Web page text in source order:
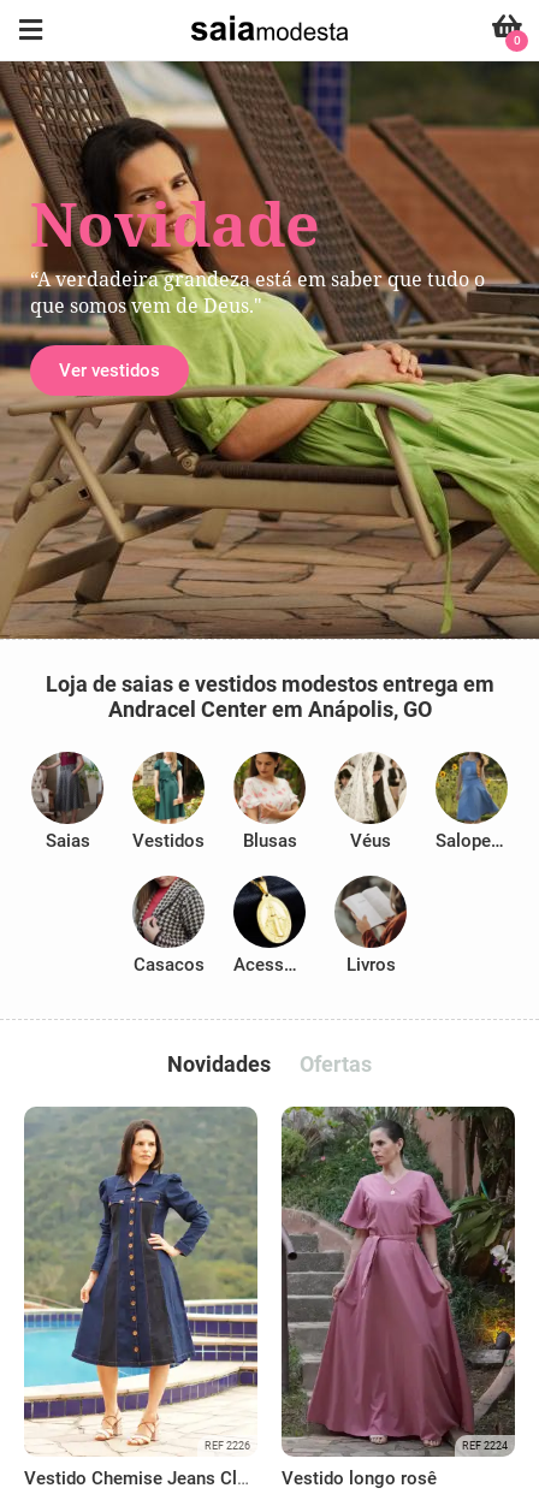
Novidade
“A verdadeira grandeza está em saber que tudo o
que somos vem de Deus."
Ver vestidos
0
Loja de saias e vestidos modestos entrega em
Andracel Center em Anápolis, GO
Saias Vestidos Blusas Véus Salopetes
Casacos Acessórios Livros
Novidades Ofertas
REF 2226
Vestido Chemise Jeans Clássica Serena
REF 2224
Vestido longo rosê